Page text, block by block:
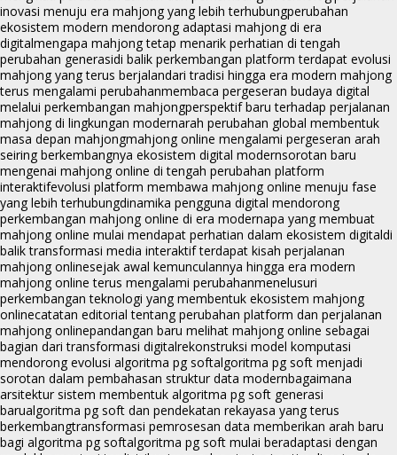
inovasi menuju era mahjong yang lebih terhubungperubahan
ekosistem modern mendorong adaptasi mahjong di era
digitalmengapa mahjong tetap menarik perhatian di tengah
perubahan generasidi balik perkembangan platform terdapat evolusi
mahjong yang terus berjalandari tradisi hingga era modern mahjong
terus mengalami perubahanmembaca pergeseran budaya digital
melalui perkembangan mahjongperspektif baru terhadap perjalanan
mahjong di lingkungan modernarah perubahan global membentuk
masa depan mahjongmahjong online mengalami pergeseran arah
seiring berkembangnya ekosistem digital modernsorotan baru
mengenai mahjong online di tengah perubahan platform
interaktifevolusi platform membawa mahjong online menuju fase
yang lebih terhubungdinamika pengguna digital mendorong
perkembangan mahjong online di era modernapa yang membuat
mahjong online mulai mendapat perhatian dalam ekosistem digitaldi
balik transformasi media interaktif terdapat kisah perjalanan
mahjong onlinesejak awal kemunculannya hingga era modern
mahjong online terus mengalami perubahanmenelusuri
perkembangan teknologi yang membentuk ekosistem mahjong
onlinecatatan editorial tentang perubahan platform dan perjalanan
mahjong onlinepandangan baru melihat mahjong online sebagai
bagian dari transformasi digitalrekonstruksi model komputasi
mendorong evolusi algoritma pg softalgoritma pg soft menjadi
sorotan dalam pembahasan struktur data modernbagaimana
arsitektur sistem membentuk algoritma pg soft generasi
barualgoritma pg soft dan pendekatan rekayasa yang terus
berkembangtransformasi pemrosesan data memberikan arah baru
bagi algoritma pg softalgoritma pg soft mulai beradaptasi dengan